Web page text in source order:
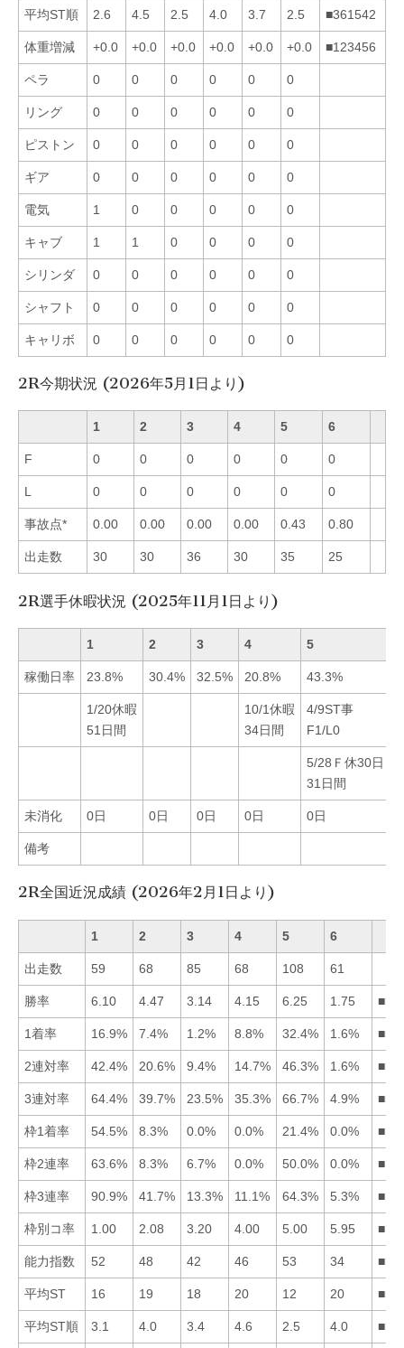
平均ST順 2.6 4.5 2.5 4.0 3.7 2.5 ■361542
体重増減 +0.0 +0.0 +0.0 +0.0 +0.0 +0.0 ■123456
ペラ 0 0 0 0 0 0
リング 0 0 0 0 0 0
ピストン 0 0 0 0 0 0
ギア 0 0 0 0 0 0
電気 1 0 0 0 0 0
キャブ 1 1 0 0 0 0
シリンダ 0 0 0 0 0 0
シャフト 0 0 0 0 0 0
キャリボ 0 0 0 0 0 0
2R今期状況 (2026年5月1日より)
1 2 3 4 5 6
F 0 0 0 0 0 0
L 0 0 0 0 0 0
事故点* 0.00 0.00 0.00 0.00 0.43 0.80
出走数 30 30 36 30 35 25
2R選手休暇状況 (2025年11月1日より)
1 2 3 4 5
稼働日率 23.8% 30.4% 32.5% 20.8% 43.3%
1/20休暇
51日間
10/1休暇
34日間
4/9ST事
F1/L0
5/28Ｆ休30日
31日間
未消化 0日 0日 0日 0日 0日
備考
2R全国近況成績 (2026年2月1日より)
1 2 3 4 5 6
出走数 59 68 85 68 108 61
勝率 6.10 4.47 3.14 4.15 6.25 1.75
1着率 16.9% 7.4% 1.2% 8.8% 32.4% 1.6%
2連対率 42.4% 20.6% 9.4% 14.7% 46.3% 1.6%
3連対率 64.4% 39.7% 23.5% 35.3% 66.7% 4.9%
枠1着率 54.5% 8.3% 0.0% 0.0% 21.4% 0.0%
枠2連率 63.6% 8.3% 6.7% 0.0% 50.0% 0.0%
枠3連率 90.9% 41.7% 13.3% 11.1% 64.3% 5.3%
枠別コ率 1.00 2.08 3.20 4.00 5.00 5.95
能力指数 52 48 42 46 53 34
平均ST 16 19 18 20 12 20
平均ST順 3.1 4.0 3.4 4.6 2.5 4.0